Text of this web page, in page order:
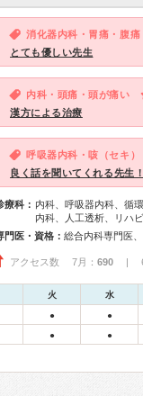
消化器内科・胃痛・腹痛
とても優しい先生
内科・頭痛・頭が痛い
漢方による治療
呼吸器内科・咳（セキ）
良く話を聞いてくれる先生！
療科： 内科、呼吸器内科、循
内科、人工透析、リハ
門医・資格：
アクセス数 7月： 690 | 6
火 水
● ●
● ●